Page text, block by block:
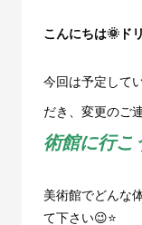
こんにちは🌞ド
今回は予定して
だき、変更のご
術館に行こ
美術館でどんな
て下さい😉⭐